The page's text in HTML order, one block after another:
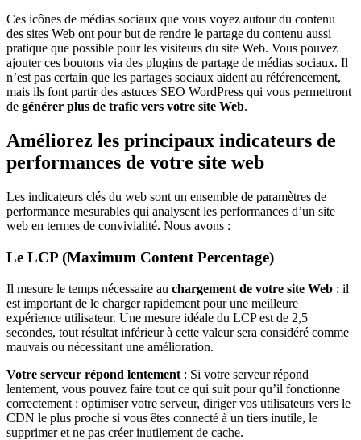
Ces icônes de médias sociaux que vous voyez autour du contenu
des sites Web ont pour but de rendre le partage du contenu aussi
pratique que possible pour les visiteurs du site Web. Vous pouvez
ajouter ces boutons via des plugins de partage de médias sociaux. Il
n’est pas certain que les partages sociaux aident au référencement,
mais ils font partir des astuces SEO WordPress qui vous permettront
de générer plus de trafic vers votre site Web.
Améliorez les principaux indicateurs de
performances de votre site web
Les indicateurs clés du web sont un ensemble de paramètres de
performance mesurables qui analysent les performances d’un site
web en termes de convivialité. Nous avons :
Le LCP (Maximum Content Percentage)
Il mesure le temps nécessaire au chargement de votre site Web : il
est important de le charger rapidement pour une meilleure
expérience utilisateur. Une mesure idéale du LCP est de 2,5
secondes, tout résultat inférieur à cette valeur sera considéré comme
mauvais ou nécessitant une amélioration.
Votre serveur répond lentement : Si votre serveur répond
lentement, vous pouvez faire tout ce qui suit pour qu’il fonctionne
correctement : optimiser votre serveur, diriger vos utilisateurs vers le
CDN le plus proche si vous êtes connecté à un tiers inutile, le
supprimer et ne pas créer inutilement de cache.